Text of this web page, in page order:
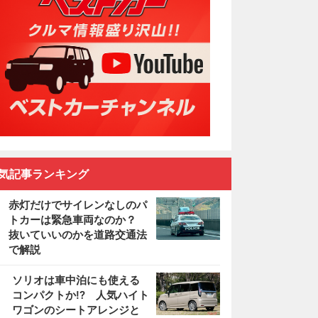
記事ランキング
赤灯だけでサイレンなしのパ
トカーは緊急車両なのか？
抜いていいのかを道路交通法
で解説
ソリオは車中泊にも使える
コンパクトか!? 人気ハイト
ワゴンのシートアレンジと